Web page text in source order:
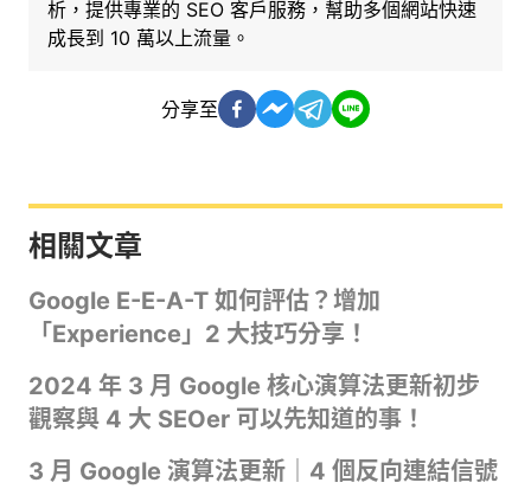
析，提供專業的 SEO 客戶服務，幫助多個網站快速
成長到 10 萬以上流量。
分享至
相關文章
Google E-E-A-T 如何評估？增加
「Experience」2 大技巧分享！
2024 年 3 月 Google 核心演算法更新初步
觀察與 4 大 SEOer 可以先知道的事！
3 月 Google 演算法更新｜4 個反向連結信號